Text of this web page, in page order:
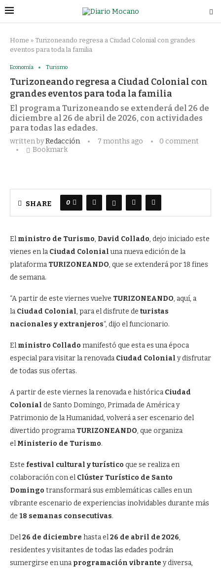
Home » Turizoneando regresa a Ciudad Colonial con grandes
eventos para toda la familia
Economía Turismo
Turizoneando regresa a Ciudad Colonial con
grandes eventos para toda la familia
El programa Turizoneando se extenderá del 26 de
diciembre al 26 de abril de 2026, con actividades
para todas las edades.
written byRedacción 7 months ago
0 comment
Bookmark
SHARE 0
El ministro de Turismo, David Collado, dejo iniciado este
vienes en la Ciudad Colonialuna nueva edición de la
plataforma TURIZONEANDO, que se extenderá por 18 fines
de semana.
“A partir de este viernes vuelve TURIZONEANDO, aquí, a
la Ciudad Colonial, para el disfrute de turistas
nacionales y extranjeros“, dijo el funcionario.
El ministro Collado manifestó que esta es una época
especial para visitar la renovada Ciudad Colonial y disfrutar
de todas sus ofertas.
A partir de este viernes la renovada e histórica Ciudad
Colonial de Santo Domingo, Primada de América y
Patrimonio de la Humanidad, volverá a ser escenario del
divertido programa TURIZONEANDO, que organiza
el Ministerio de Turismo.
Este festival cultural y turístico que se realiza en
colaboración con el Clúster Turístico de Santo
Domingo transformará sus emblemáticas calles en un
vibrante escenario de experiencias inolvidables durante más
de 18 semanas consecutivas.
Del26 de diciembre hasta el26 de abril de 2026,
residentes y visitantes de todas las edades podrán
sumergirse en una programación vibrante y diversa,